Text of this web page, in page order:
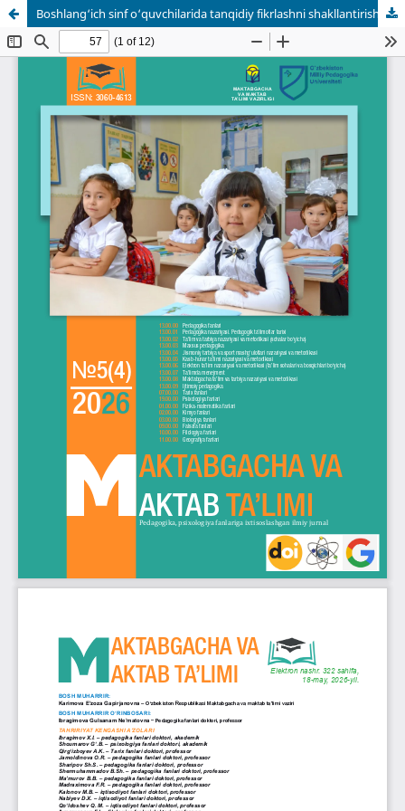
Boshlang‘ich sinf o‘quvchilarida tanqidiy fikrlashni shakllantirish mezonlari